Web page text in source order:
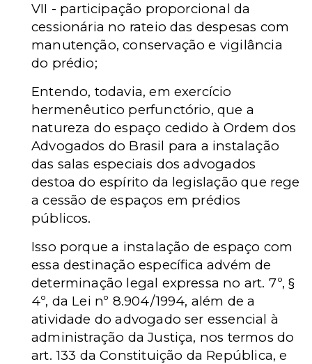
VII - participação proporcional da
cessionária no rateio das despesas com
manutenção, conservação e vigilância
do prédio;
Entendo, todavia, em exercício
hermenêutico perfunctório, que a
natureza do espaço cedido à Ordem dos
Advogados do Brasil para a instalação
das salas especiais dos advogados
destoa do espírito da legislação que rege
a cessão de espaços em prédios
públicos.
Isso porque a instalação de espaço com
essa destinação específica advém de
determinação legal expressa no art. 7º, §
4º, da Lei nº 8.904/1994, além de a
atividade do advogado ser essencial à
administração da Justiça, nos termos do
art. 133 da Constituição da República, e